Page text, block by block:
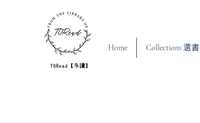
Home Collections 選書